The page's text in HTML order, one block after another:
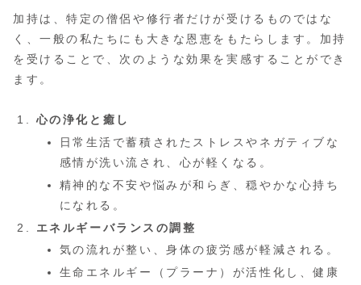
加持は、特定の僧侶や修行者だけが受けるものではな
く、一般の私たちにも大きな恩恵をもたらします。加持
を受けることで、次のような効果を実感することができ
ます。
心の浄化と癒し
日常生活で蓄積されたストレスやネガティブな
感情が洗い流され、心が軽くなる。
精神的な不安や悩みが和らぎ、穏やかな心持ち
になれる。
エネルギーバランスの調整
気の流れが整い、身体の疲労感が軽減される。
生命エネルギー（プラーナ）が活性化し、健康